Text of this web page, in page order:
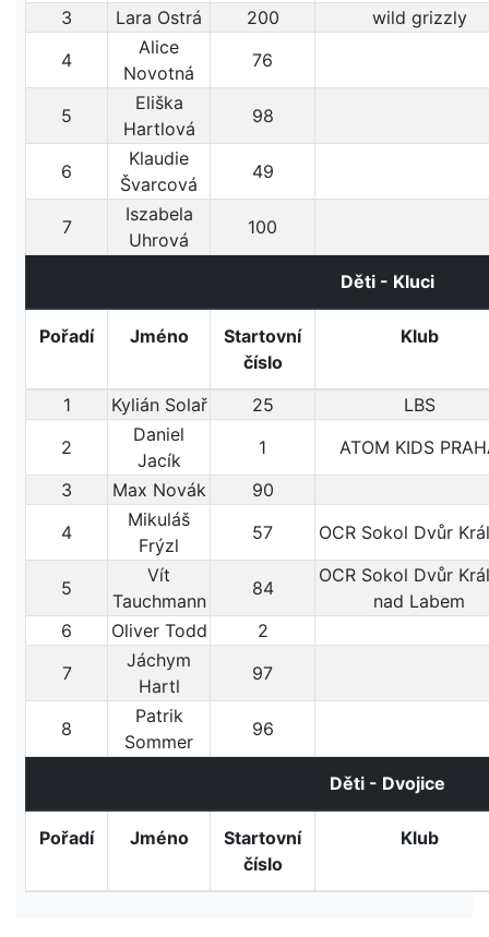
3
Lara Ostrá 200
wild grizzly
4
Alice
Novotná
76
5
Eliška
Hartlová
98
6
Klaudie
Švarcová
49
7
Iszabela
Uhrová
100
Děti - Kluci
Pořadí Jméno
Startovní
číslo
Klub
1 Kylián Solař 25
LBS
2
Daniel
Jacík
1
ATOM KIDS
3
Max Novák
90
4
Mikuláš
Frýzl
57 OCR Sokol Dvůr
5
Vít
Tauchmann
84
OCR Sokol Dvůr
nad Labem
6
Oliver Todd
2
7
Jáchym
Hartl
97
8
Patrik
Sommer
96
Děti - Dvojice
Pořadí Jméno
Startovní
číslo
Klub